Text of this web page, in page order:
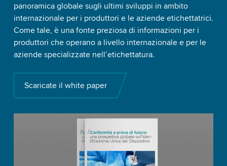
panoramica globale sugli ultimi sviluppi in ambito
internazionale per i produttori e le aziende etichettatrici.
Come tale, è una fonte preziosa di informazioni per i
produttori che operano a livello internazionale e per le
aziende specializzate nell’etichettatura.
Scaricate il white paper